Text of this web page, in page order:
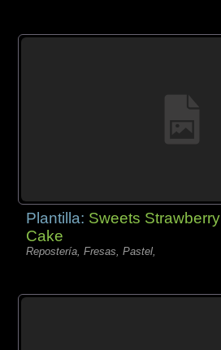
Plantilla: Sweets Strawberry
Cake
Repostería, Fresas, Pastel,